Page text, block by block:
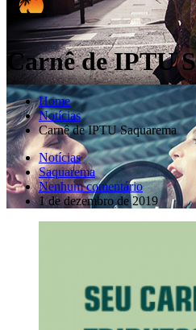
Carnê de IPTU
Home
Notícias
Carnê de IPTU Saquarema
Notícias
Saquarema
Nenhum comentário
1 de dezembro de 2019